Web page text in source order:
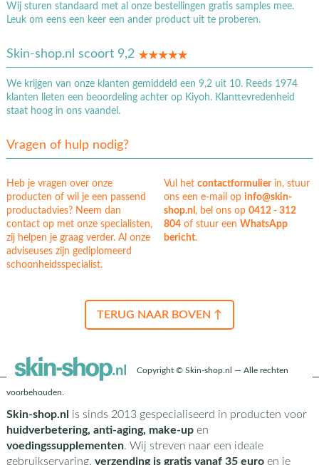
Wij sturen standaard met al onze bestellingen gratis samples mee.
Leuk om eens een keer een ander product uit te proberen.
Skin-shop.nl scoort 9,2
We krijgen van onze klanten gemiddeld een 9,2 uit 10. Reeds 1974
klanten lieten een beoordeling achter op Kiyoh. Klanttevredenheid
staat hoog in ons vaandel.
Vragen of hulp nodig?
Heb je vragen over onze
producten of wil je een passend
productadvies? Neem dan
contact op met onze specialisten,
zij helpen je graag verder. Al onze
adviseuses zijn gediplomeerd
schoonheidsspecialist.
Vul hetcontactformulierin, stuur
ons een e-mail opinfo@skin-
shop.nl , bel ons op0412 - 312
804 of stuur eenWhatsApp
bericht.
TERUG NAAR BOVEN ↑
Copyright © Skin-shop.nl — Alle rechten
voorbehouden.
Skin-shop.nl is sinds 2013 gespecialiseerd in producten voor
huidverbetering, anti-aging, make-upen
voedingssupplementen. Wij streven naar een ideale
gebruikservaring, verzending is gratis vanaf 35 euroen je